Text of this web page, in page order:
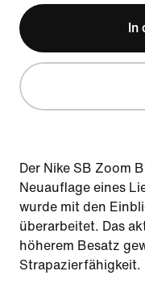
In
Der Nike SB Zoom
Neuauflage eines
wurde mit den
überarbeitet. Das
höherem Besatz
Strapazierfähigkeit.